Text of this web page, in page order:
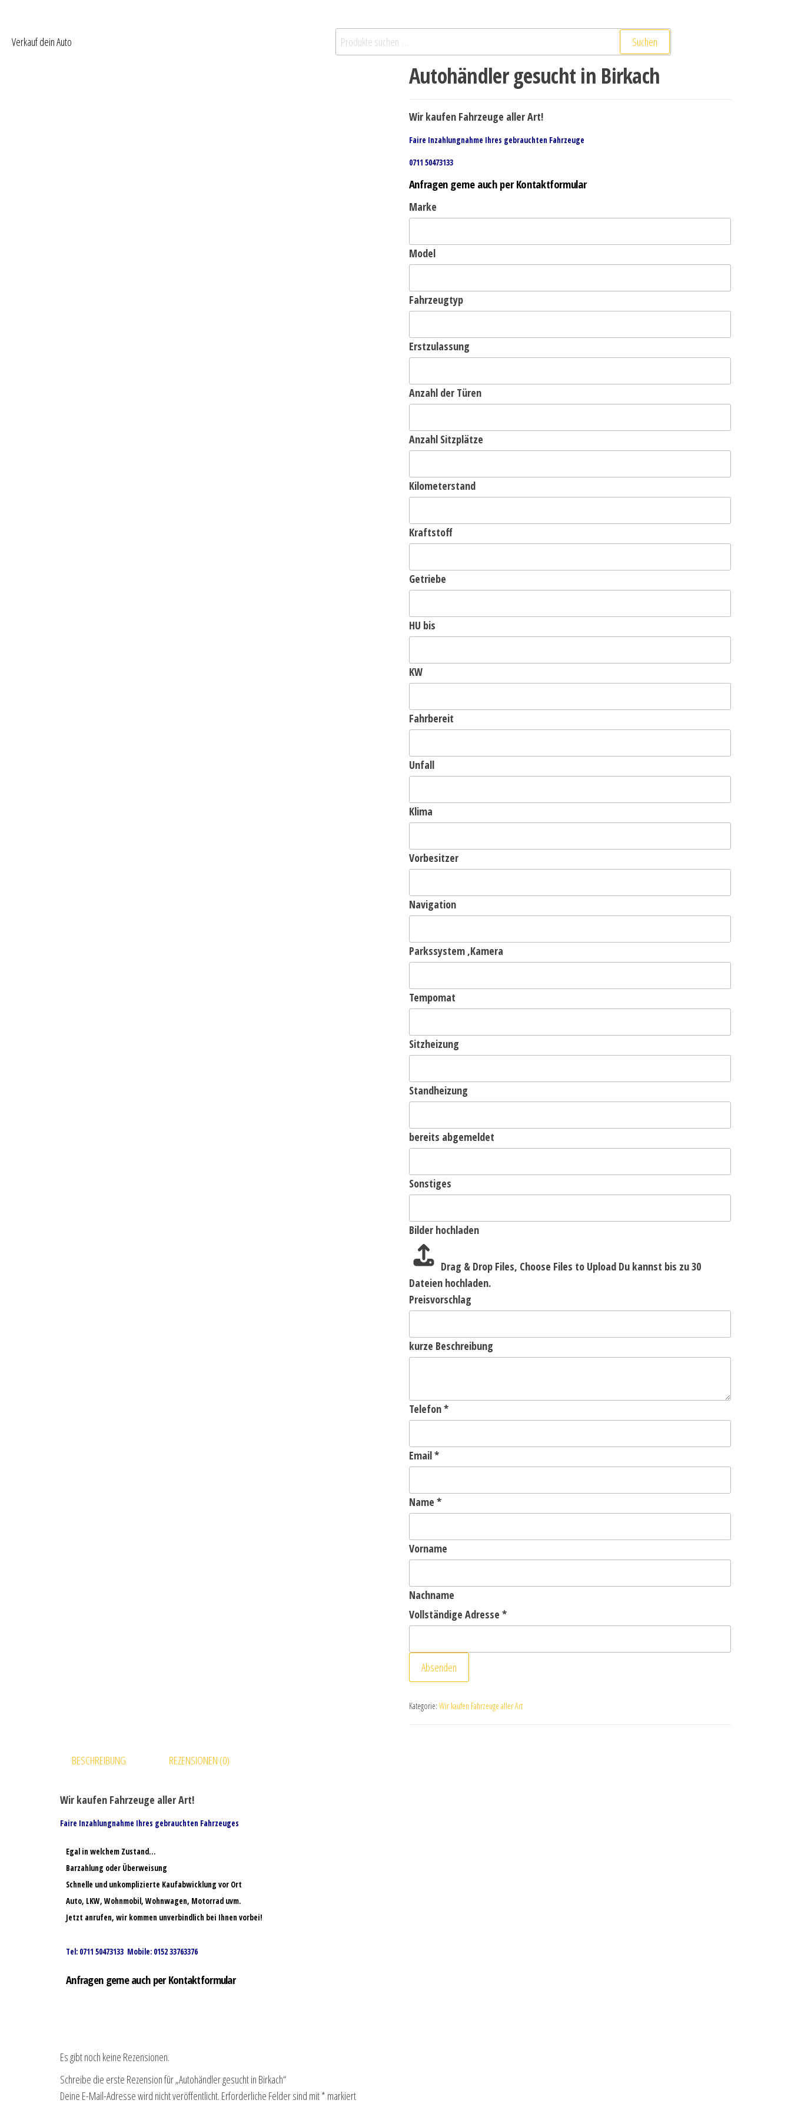
Verkauf dein Auto Suchen
Autohändler gesucht in Birkach
Wir kaufen Fahrzeuge aller Art!
Faire Inzahlungnahme Ihres gebrauchten Fahrzeuge
0711 50473133
Anfragen gerne auch per Kontaktformular
Marke
Model
Fahrzeugtyp
Erstzulassung
Anzahl der Türen
Anzahl Sitzplätze
Kilometerstand
Kraftstoff
Getriebe
HU bis
KW
Fahrbereit
Unfall
Klima
Vorbesitzer
Navigation
Parkssystem ,Kamera
Tempomat
Sitzheizung
Standheizung
bereits abgemeldet
Sonstiges
Bilder hochladen
Drag & Drop Files, Choose Files to Upload Du kannst bis zu 30
Dateien hochladen.
Preisvorschlag
kurze Beschreibung
Telefon*
Email*
Name *
Vorname
Nachname
Vollständige Adresse *
Absenden
Kategorie: Wir kaufen Fahrzeuge aller Art
BESCHREIBUNG REZENSIONEN (0)
Wir kaufen Fahrzeuge aller Art!
Faire Inzahlungnahme Ihres gebrauchten Fahrzeuges
Egal in welchem Zustand…
Barzahlung oder Überweisung
Schnelle und unkomplizierte Kaufabwicklung vor Ort
Auto, LKW, Wohnmobil, Wohnwagen, Motorrad uvm.
Jetzt anrufen, wir kommen unverbindlich bei Ihnen vorbei!
Tel: 0711 50473133 Mobile: 0152 33763376
Anfragen gerne auch per Kontaktformular
Es gibt noch keine Rezensionen.
Schreibe die erste Rezension für „Autohändler gesucht in Birkach“
Deine E-Mail-Adresse wird nicht veröffentlicht. Erforderliche Felder sind mit* markiert